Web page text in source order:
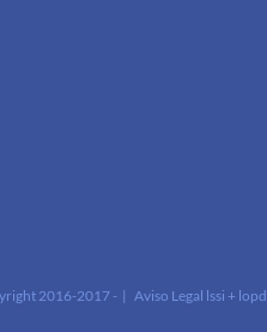
2016-2017 - | Aviso Legal lssi + lopd